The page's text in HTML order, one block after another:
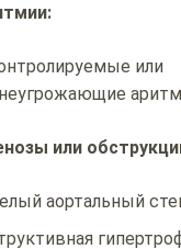
или
или
аортальный